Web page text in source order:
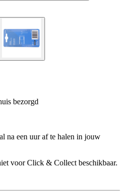
bezorgd
na een uur af te halen in jouw
voor Click & Collect beschikbaar.